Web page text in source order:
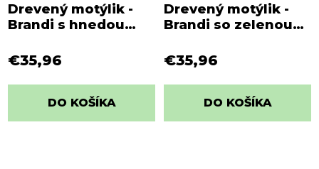
Drevený motýlik -
Brandi s hnedou
bodkami
€35,96
DO KOŠÍKA
Drevený motýlik -
Brandi so zelenou
bodkami
€35,96
DO KOŠÍKA